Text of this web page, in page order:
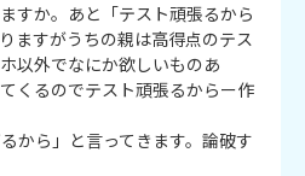
すか。あと「テスト頑張るから
ますがうちの親は高得点のテス
以外でなにか欲しいものあ
くるのでテスト頑張るからー作
から」と言ってきます。論破す